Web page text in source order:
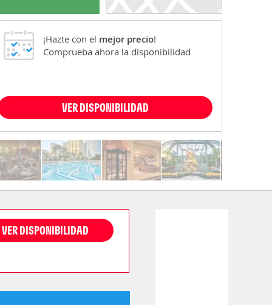
¡Hazte con el mejor precio!
Comprueba ahora la disponibilidad
VER DISPONIBILIDAD
VER DISPONIBILIDAD